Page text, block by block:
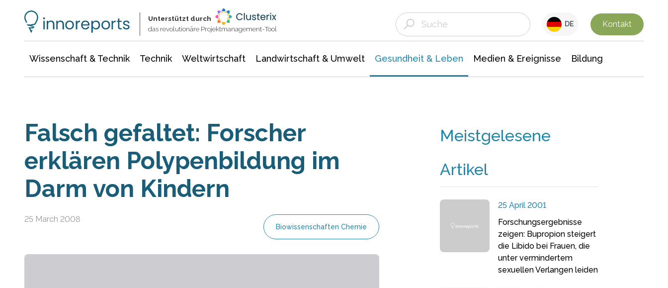
Unterstützt durch
das revolutionäre Projektmanagement-Tool
DE Kontakt
Wissenschaft & Technik Technik Weltwirtschaft Landwirtschaft & Umwelt Gesundheit & Leben Medien & Ereignisse Bildung
Falsch gefaltet: Forscher
erklären Polypenbildung im
Darm von Kindern
25 March 2008
Biowissenschaften Chemie
Meistgelesene
Artikel
25 April 2001
Forschungsergebnisse
zeigen: Bupropion steigert
die Libido bei Frauen, die
unter vermindertem
sexuellen Verlangen leiden